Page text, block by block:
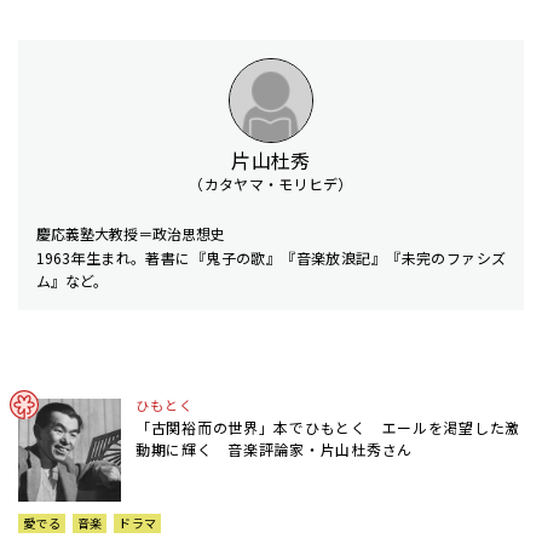
片山杜秀
（カタヤマ・モリヒデ）
慶応義塾大教授＝政治思想史
1963年生まれ。著書に『鬼子の歌』『音楽放浪記』『未完のファシズ
ム』など。
ひもとく
「古関裕而の世界」本でひもとく エールを渇望した激
動期に輝く 音楽評論家・片山杜秀さん
愛でる 音楽 ドラマ